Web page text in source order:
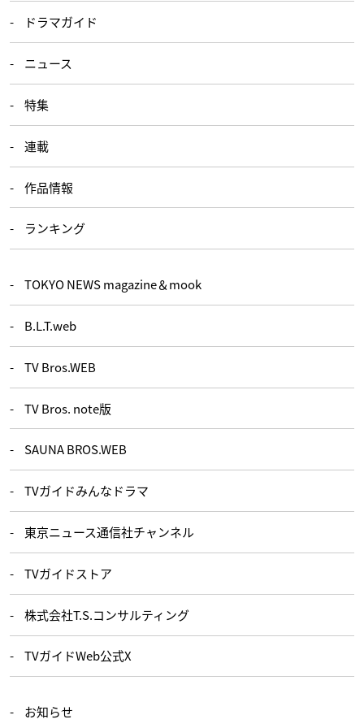
ドラマガイド
ニュース
特集
連載
作品情報
ランキング
TOKYO NEWS magazine＆mook
B.L.T.web
TV Bros.WEB
TV Bros. note版
SAUNA BROS.WEB
TVガイドみんなドラマ
東京ニュース通信社チャンネル
TVガイドストア
株式会社T.S.コンサルティング
TVガイドWeb公式X
お知らせ